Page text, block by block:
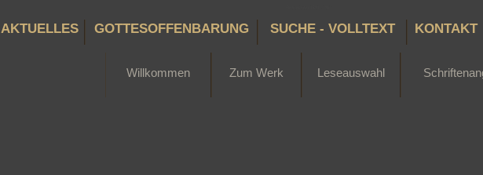
AKTUELLES GOTTESOFFENBARUNG SUCHE - VOLLTEXT KONTAKT
Willkommen Zum Werk Leseauswahl